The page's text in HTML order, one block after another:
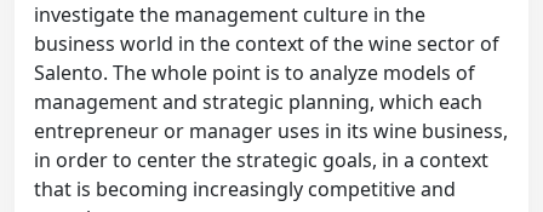
investigate the management culture in the
business world in the context of the wine sector of
Salento. The whole point is to analyze models of
management and strategic planning, which each
entrepreneur or manager uses in its wine business,
in order to center the strategic goals, in a context
that is becoming increasingly competitive and